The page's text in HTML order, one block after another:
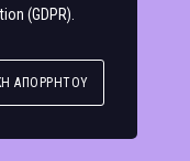
(GDPR)
ΑΠΟΡΡΉΤΟΥ